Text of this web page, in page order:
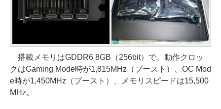
搭載メモリはGDDR6 8GB（256bit）で、動作クロッ
クはGaming Mode時が1,815MHz（ブースト）、OC Mod
e時が1,450MHz（ブースト）、メモリスピードは15,500
MHz。